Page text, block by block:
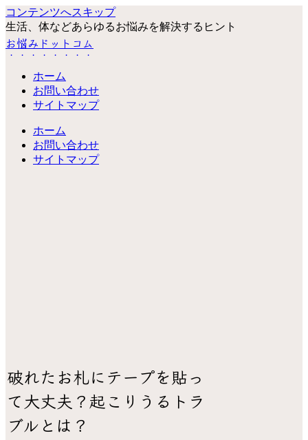
コンテンツへスキップ
生活、体などあらゆるお悩みを解決するヒント
お悩みドットコム
ホーム
お問い合わせ
サイトマップ
ホーム
お問い合わせ
サイトマップ
破れたお札にテープを貼っ
て大丈夫？起こりうるトラ
ブルとは？